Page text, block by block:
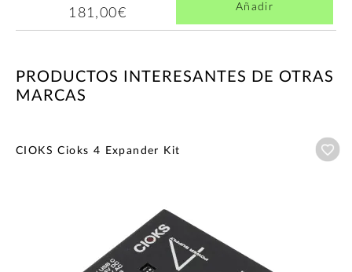
181,00€ Añadir
PRODUCTOS INTERESANTES DE OTRAS
MARCAS
CIOKS Cioks 4 Expander Kit